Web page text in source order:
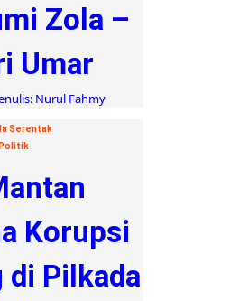
Zola –
Umar
Nurul Fahmy
Serentak
Politik
Korupsi
di Pilkada